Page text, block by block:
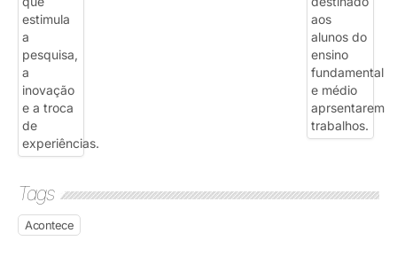
Tags
Acontece